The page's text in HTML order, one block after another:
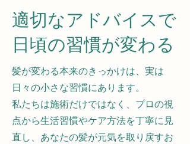
適切なアドバイスで
​日頃の習慣が変わる
髪が変わる本来のきっかけは、実は
日々の小さな習慣にあります。
​私たちは施術だけではなく、プロの視
点から生活習慣やケア方法を丁寧に見
直し、あなたの髪が元気を取り戻すお